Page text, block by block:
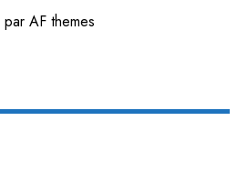
par AF themes